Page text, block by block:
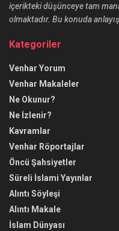
içerikteki düşünceye tam
olmaktadır. Bu konuda
Kategoriler
Venhar Yorum
Venhar Makaleler
Ne Okunur?
Ne İzlenir?
Kavramlar
Venhar Röportajlar
Öncü Şahsiyetler
Süreli İslami Yayınlar
Alıntı Söyleşi
Alıntı Makale
İslam Dünyası